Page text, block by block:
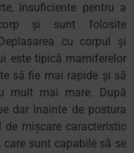
insuficiente pentru a
și sunt folosite
cu corpul și
este tipică mamiferelor
să fie mai rapide și să
mult mai mare. După
dar înainte de postura
mișcare caracteristic
sunt capabile să se